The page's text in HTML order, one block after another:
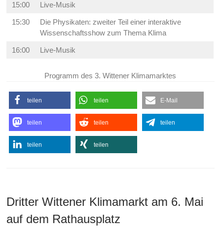
15:00 Live-Musik
15:30
Die Physikaten: zweiter Teil einer interaktive
Wissenschaftsshow zum Thema Klima
16:00 Live-Musik
Programm des 3. Wittener Klimamarktes
teilen teilen E-Mail
teilen teilen teilen
teilen teilen
Dritter Wittener Klimamarkt am 6. Mai
auf dem Rathausplatz